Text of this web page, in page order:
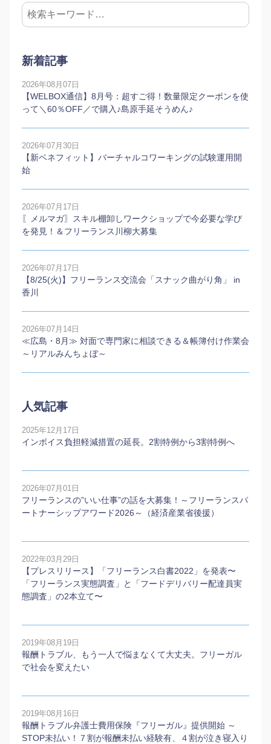
新着記事
2026年08月07日
【WELBOX通信】8月号：超すご得！数量限定クーポンを使
って＼60％OFF／で購入♪島原手延そうめん♪
2026年07月30日
【新ベネフィット】バーチャルコワーキングの試験運用開
始
2026年07月17日
〖メルマガ〗スキル棚卸しワークショップで今必要な学び
を発見！＆フリーランス川柳大募集
2026年07月17日
【8/25(火)】フリーランス交流会「スナック曲がり角」 in
香川
2026年07月14日
≪広島・8月≫ 対面で専門家に相談できる＆帳簿付け作業会
～リアルみんちょぼ～
人気記事
2025年12月17日
インボイス負担軽減措置の延長。2割特例から3割特例へ
2026年07月01日
フリーランスの”いい仕事”の話を大募集！～フリーランスパ
ートナーシップアワード2026～（経済産業省後援）
2022年03月29日
【プレスリリース】「フリーランス白書2022」を発表〜
「フリーランス実態調査」と「フードデリバリー配達員実
態調査」の2本⽴て〜
2019年08月19日
報酬トラブル、もう一人で悩まなくて大丈夫。フリーガル
で社会を変えたい
2019年08月16日
報酬トラブル弁護士費用保険『フリーガル』提供開始 ～
STOP未払い！７割が報酬未払い経験有、４割が泣き寝入り